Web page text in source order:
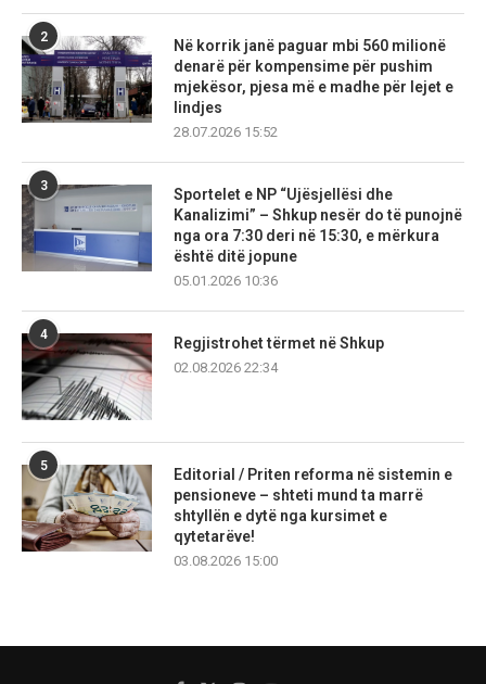
2
Në korrik janë paguar mbi 560 milionë
denarë për kompensime për pushim
mjekësor, pjesa më e madhe për lejet e
lindjes
28.07.2026 15:52
3
Sportelet e NP “Ujësjellësi dhe
Kanalizimi” – Shkup nesër do të punojnë
nga ora 7:30 deri në 15:30, e mërkura
është ditë jopune
05.01.2026 10:36
4
Regjistrohet tërmet në Shkup
02.08.2026 22:34
5
Editorial / Priten reforma në sistemin e
pensioneve – shteti mund ta marrë
shtyllën e dytë nga kursimet e
qytetarëve!
03.08.2026 15:00